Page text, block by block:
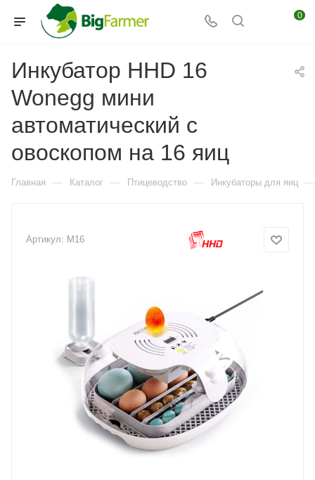
0
Инкубатор HHD 16
Wonegg мини
автоматический с
овоскопом на 16 яиц​
Главная — Каталог — Птицеводство — Инкубаторы для яиц —
Артикул: M16